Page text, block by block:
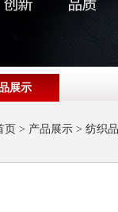
展示
页 > 产品展示> 纺织